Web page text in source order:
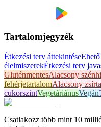
Tartalomjegyzék
Étkezési terv áttekintése
élelmiszerekÉtkezési terv
GluténmentesAlacsony
fehérjetartalomAlacsony
cukorszintVegetáriánusVegán
Csatlakozz több mint 10